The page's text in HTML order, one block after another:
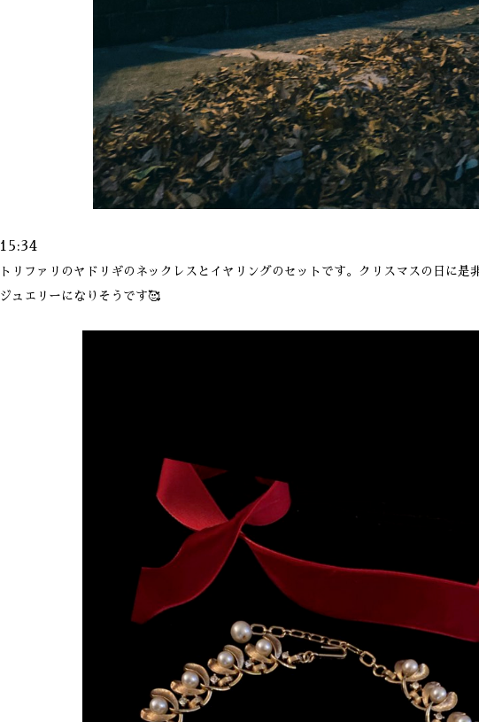
15:34
トリファリのヤドリギのネックレスとイヤリングのセットです。クリスマスの日に是
ジュエリーになりそうです🥰